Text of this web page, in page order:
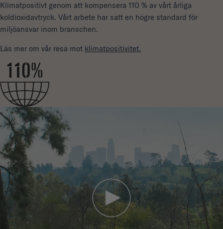
Klimatpositivt genom att kompensera 110 % av vårt årliga
koldioxidavtryck. Vårt arbete har satt en högre standard för
miljöansvar inom branschen.
Läs mer om vår resa mot klimatpositivitet.